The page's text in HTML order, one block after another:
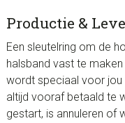
Productie &
Een sleutelring om de
halsband vast te
wordt speciaal voor
altijd vooraf betaald te
gestart, is annuleren of